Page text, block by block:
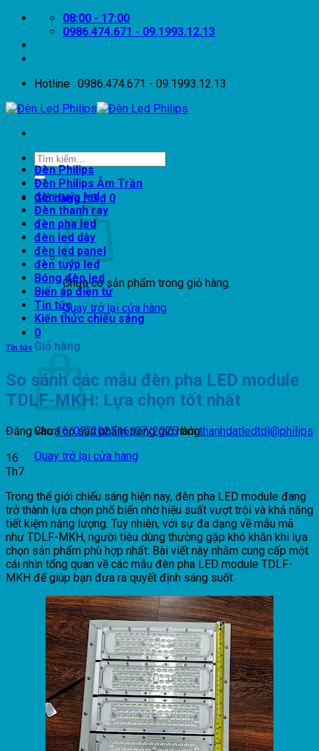
dung
08:00 - 17:00
0986.474.671 - 09.1993.12.13
Hotline : 0986.474.671 - 09.1993.12.13
Tìm
kiếm:
Giỏ hàng /0₫ 0
Chưa có sản phẩm trong giỏ hàng.
Quay trở lại cửa hàng
0
Giỏ hàng
Chưa có sản phẩm trong giỏ hàng.
Quay trở lại cửa hàng
Đèn Philips
Đèn Philips Âm Trần
đèn tuýp led
Đèn thanh ray
đèn pha led
đèn led dây
đèn led panel
đèn tuýp led
Bóng đèn led
Biến áp điện tử
Tin tức
Kiến thức chiếu sáng
Tin tức
So sánh các mẫu đèn pha LED module
TDLF-MKH: Lựa chọn tốt nhất
Đăng vào16/07/202516/07/2025 bởithanhdatledtdl@philips
16
Th7
Trong thế giới chiếu sáng hiện nay, đèn pha LED module đang
trở thành lựa chọn phổ biến nhờ hiệu suất vượt trội và khả năng
tiết kiệm năng lượng. Tuy nhiên, với sự đa dạng về mẫu mã
như TDLF-MKH, người tiêu dùng thường gặp khó khăn khi lựa
chọn sản phẩm phù hợp nhất. Bài viết này nhằm cung cấp một
cái nhìn tổng quan về các mẫu đèn pha LED module TDLF-
MKH để giúp bạn đưa ra quyết định sáng suốt.